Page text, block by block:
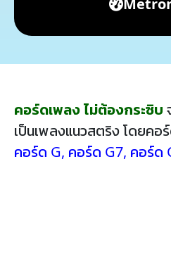
คอร์ดเพลง ไม่ต้องกระซิบ
เป็นเพลงแนวสตริง โดยคอ
คอร์ด G, คอร์ด G7, คอร์ด